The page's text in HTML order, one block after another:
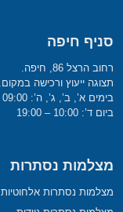
סניף חיפה
רחוב הרצל 86, חיפה.
תצוגה ייעוץ ורכישה במקום.
בימים א’, ב’, ג’, ה’: 09:00 – 18:00
ביום ד’: 10:00 – 19:00
מצלמות נסתרות
מצלמות נסתרות אלחוטיות